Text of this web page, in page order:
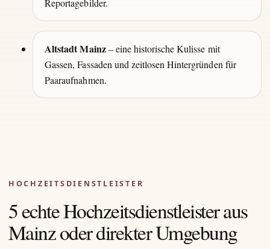
Altstadt Mainz– eine historische Kulisse mit
Gassen, Fassaden und zeitlosen Hintergründen für
Paaraufnahmen.
HOCHZEITSDIENSTLEISTER
5 echte Hochzeitsdienstleister aus
Mainz oder direkter Umgebung